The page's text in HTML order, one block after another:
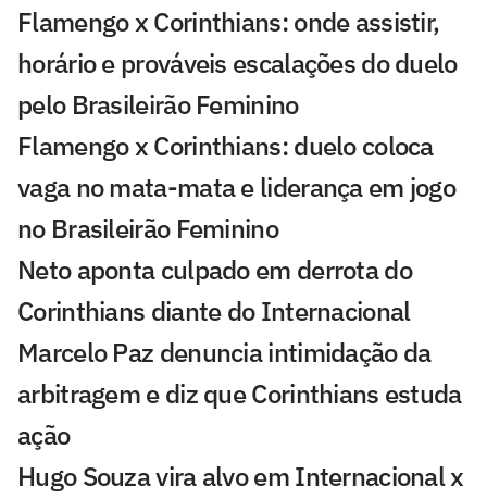
Flamengo x Corinthians: onde assistir,
horário e prováveis escalações do duelo
pelo Brasileirão Feminino
Flamengo x Corinthians: duelo coloca
vaga no mata-mata e liderança em jogo
no Brasileirão Feminino
Neto aponta culpado em derrota do
Corinthians diante do Internacional
Marcelo Paz denuncia intimidação da
arbitragem e diz que Corinthians estuda
ação
Hugo Souza vira alvo em Internacional x